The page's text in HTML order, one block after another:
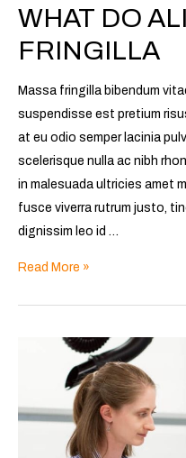
WHAT DO
FRINGILLA
Massa fringilla bibendum
suspendisse est pretium
at eu odio semper lacinia
scelerisque nulla ac nibh
in malesuada ultricies amet
fusce viverra rutrum justo,
dignissim leo id …
Read More »
sed